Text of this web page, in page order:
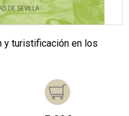
y turistificación en los